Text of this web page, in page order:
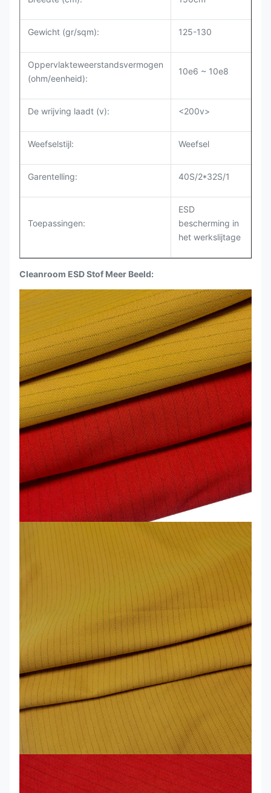
Gewicht (gr/sqm): 125-130
Oppervlakteweerstandsvermogen
(ohm/eenheid):
10e6 ~ 10e8
De wrijving laadt (v): <200v>
Weefselstijl: Weefsel
Garentelling: 40S/2*32S/1
Toepassingen:
ESD
bescherming in
het werkslijtage
Cleanroom ESD Stof Meer Beeld: